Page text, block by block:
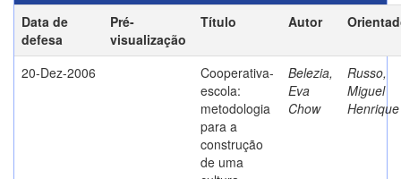
Data de
defesa
Pré-
visualização
Título Autor
20-Dez-2006
Cooperativa-
escola:
metodologia
para a
construção
de uma
Belezia,
Eva
Chow
Russo,
Miguel
Henrique